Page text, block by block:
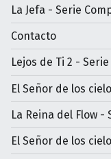
La Jefa - Serie
Contacto
Lejos de Ti 2 -
El Señor de los
La Reina del Flow -
El Señor de los